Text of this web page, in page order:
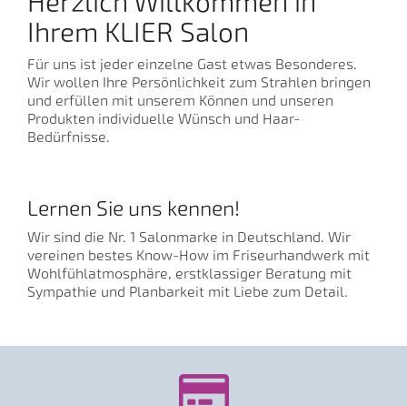
Ihrem KLIER Salon
Für uns ist jeder einzelne Gast etwas Besonderes.
Wir wollen Ihre Persönlichkeit zum Strahlen bringen
und erfüllen mit unserem Können und unseren
Produkten individuelle Wünsch und Haar-
Bedürfnisse.
Lernen Sie uns kennen!
Wir sind die Nr. 1 Salonmarke in Deutschland. Wir
vereinen bestes Know-How im Friseurhandwerk mit
Wohlfühlatmosphäre, erstklassiger Beratung mit
Sympathie und Planbarkeit mit Liebe zum Detail.